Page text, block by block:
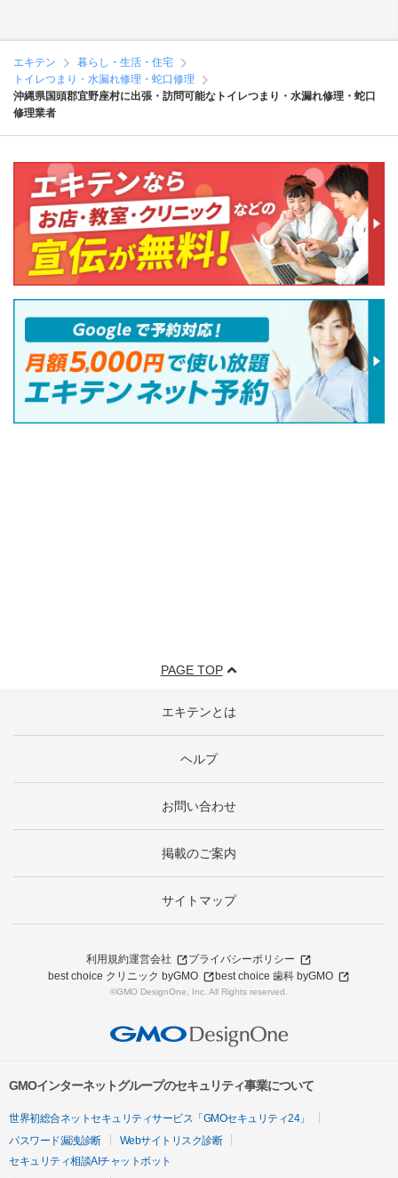
エキテン
暮らし・生活・住宅
トイレつまり・水漏れ修理・蛇口修理
沖縄県国頭郡宜野座村に出張・訪問可能なトイレつまり・水漏れ修理・蛇口
修理業者
PAGE TOP
エキテンとは
ヘルプ
お問い合わせ
掲載のご案内
サイトマップ
利用規約運営会社
プライバシーポリシー
best choice クリニック byGMO
best choice 歯科 byGMO
©GMO DesignOne, Inc. All Rights reserved.
GMOインターネットグループのセキュリティ事業について
世界初総合ネットセキュリティサービス「GMOセキュリティ24」
パスワード漏洩診断
Webサイトリスク診断
セキュリティ相談AIチャットボット